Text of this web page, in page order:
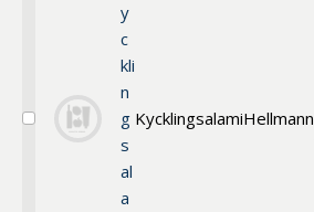
Välj
y
c
kli
n
g
s
al
a
KycklingsalamiHellmann